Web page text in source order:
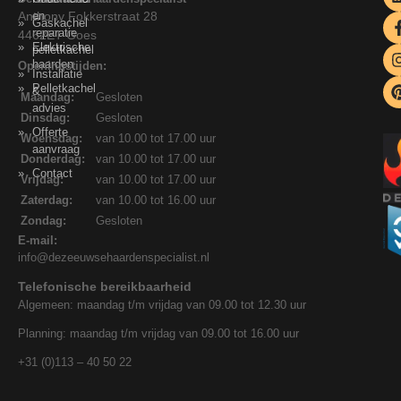
en
reparatie
pelletkachel
Installatie
&
advies
Offerte
aanvraag
Contact
Gaskachel
Elektrische
haarden
Pelletkachel
Anthony Fokkerstraat 28
4462ET Goes
Openingstijden:
Maandag:
Gesloten
Dinsdag:
Gesloten
Woensdag:
van 10.00 tot 17.00 uur
Donderdag:
van 10.00 tot 17.00 uur
Vrijdag:
van 10.00 tot 17.00 uur
Zaterdag:
van 10.00 tot 16.00 uur
Zondag:
Gesloten
E-mail:
info@dezeeuwsehaardenspecialist.nl
Telefonische bereikbaarheid
Algemeen: maandag t/m vrijdag van 09.00 tot 12.30 uur
Planning: maandag t/m vrijdag van 09.00 tot 16.00 uur
+31 (0)113 – 40 50 22